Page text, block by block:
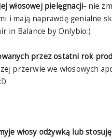
włosowej pielęgnacji- nie
i mają naprawdę genialne
in Balance by Onlybio:)
przez ostatni rok
przerwie we włosowych
włosy odżywką lub